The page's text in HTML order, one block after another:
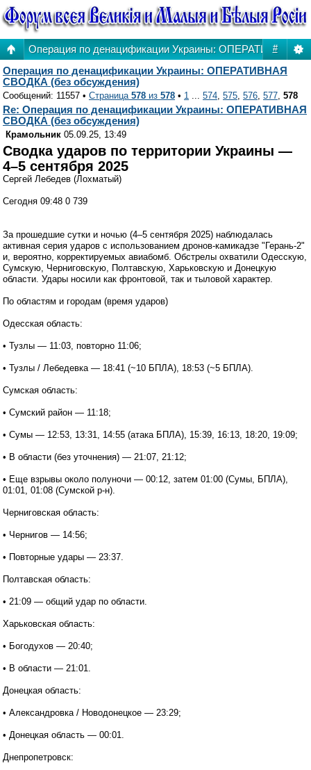
#
Операция по денацификации Украины: ОПЕРАТИВНАЯ
Операция по денацификации Украины: ОПЕРАТИВНАЯ
СВОДКА (без обсуждения)
Сообщений: 11557 • Страница 578 из 578 • 1 574 575 576 577 578
Re: Операция по денацификации Украины: ОПЕРАТИВНАЯ
СВОДКА (без обсуждения)
Крамольник 05.09.25, 13:49
Сводка ударов по территории Украины —
4–5 сентября 2025
Сергей Лебедев (Лохматый)
Сегодня 09:48 0 739
За прошедшие сутки и ночью (4–5 сентября 2025) наблюдалась
активная серия ударов с использованием дронов-камикадзе "Герань-2"
и, вероятно, корректируемых авиабомб. Обстрелы охватили Одесскую,
Сумскую, Черниговскую, Полтавскую, Харьковскую и Донецкую
области. Удары носили как фронтовой, так и тыловой характер.
По областям и городам (время ударов)
Одесская область:
• Тузлы — 11:03, повторно 11:06;
• Тузлы / Лебедевка — 18:41 (~10 БПЛА), 18:53 (~5 БПЛА).
Сумская область:
• Сумский район — 11:18;
• Сумы — 12:53, 13:31, 14:55 (атака БПЛА), 15:39, 16:13, 18:20, 19:09;
• В области (без уточнения) — 21:07, 21:12;
• Еще взрывы около полуночи — 00:12, затем 01:00 (Сумы, БПЛА),
01:01, 01:08 (Сумской р-н).
Черниговская область:
• Чернигов — 14:56;
• Повторные удары — 23:37.
Полтавская область:
• 21:09 — общий удар по области.
Харьковская область:
• Богодухов — 20:40;
• В области — 21:01.
Донецкая область:
• Александровка / Новодонецкое — 23:29;
• Донецкая область — 00:01.
Днепропетровск: